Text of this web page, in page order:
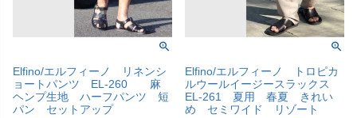
Elfino/エルフィーノ リネンシ
ョートパンツ EL-260 麻
ヘンプ生地 ハーフパンツ 短
パン セットアップ
Elfino/エルフィーノ トロピカ
ルウールイージースラックス
EL-261 夏用 春夏 きれい
め セミワイド リゾート